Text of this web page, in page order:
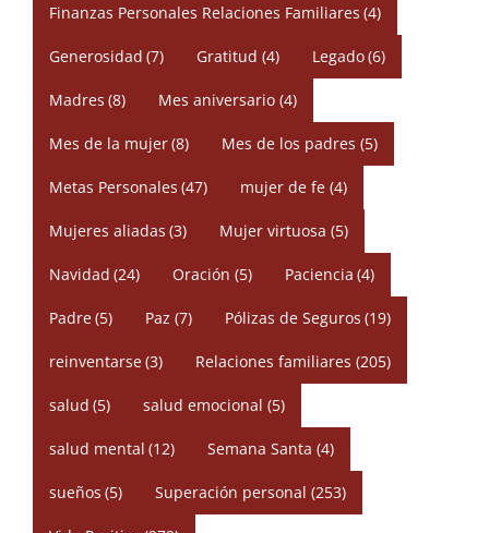
Finanzas Personales Relaciones Familiares (4)
Generosidad (7) Gratitud (4) Legado(6)
Madres (8) Mes aniversario (4)
Mes de la mujer(8) Mes de los padres (5)
Metas Personales (47) mujer de fe (4)
Mujeres aliadas (3) Mujer virtuosa (5)
Navidad (24) Oración (5) Paciencia (4)
Padre(5) Paz (7) Pólizas de Seguros (19)
reinventarse(3) Relaciones familiares (205)
salud (5) salud emocional (5)
salud mental (12) Semana Santa (4)
sueños (5) Superación personal (253)